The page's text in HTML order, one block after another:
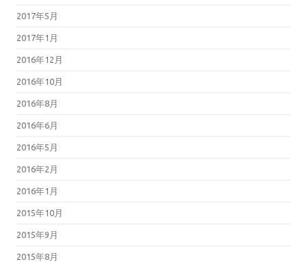
2017年5月
2017年1月
2016年12月
2016年10月
2016年8月
2016年6月
2016年5月
2016年2月
2016年1月
2015年10月
2015年9月
2015年8月